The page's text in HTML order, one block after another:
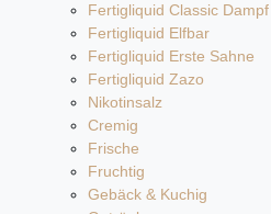
Fertigliquid Classic Dampf
Fertigliquid Elfbar
Fertigliquid Erste Sahne
Fertigliquid Zazo
Nikotinsalz
Cremig
Frische
Fruchtig
Gebäck & Kuchig